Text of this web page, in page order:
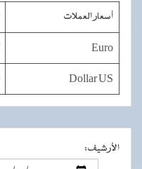
أسعار العملات
Euro
Dollar US
الأرشيف: